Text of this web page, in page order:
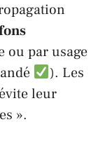
ou par usage
). Les
leur
».